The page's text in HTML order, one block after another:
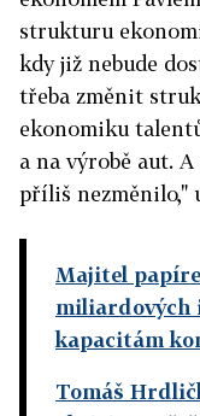
strukturu
kdy již nebude
třeba změnit
ekonomiku
a na výrobě aut.
příliš nezměnilo,"
Majitel
miliardových
kapacitám
Tomáš